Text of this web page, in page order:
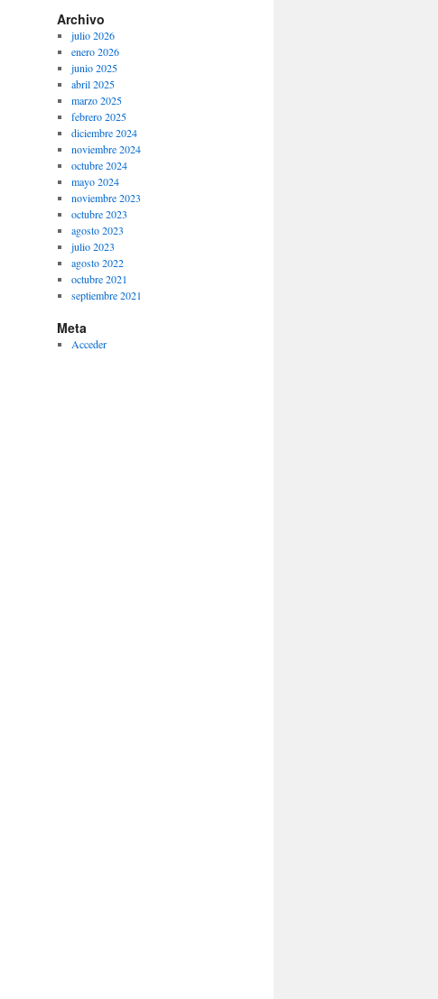
Archivo
julio 2026
enero 2026
junio 2025
abril 2025
marzo 2025
febrero 2025
diciembre 2024
noviembre 2024
octubre 2024
mayo 2024
noviembre 2023
octubre 2023
agosto 2023
julio 2023
agosto 2022
octubre 2021
septiembre 2021
Meta
Acceder